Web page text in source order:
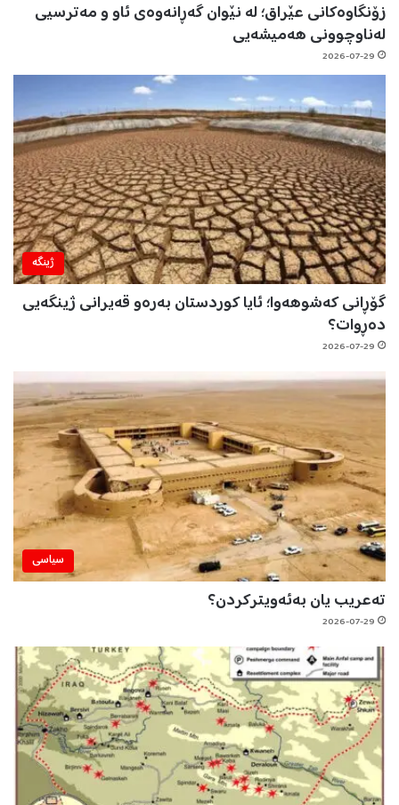
زۆنگاوەکانی عێراق؛ لە نێوان گەڕانەوەی ئاو و مەترسیی
لەناوچوونی هەمیشەیی
2026-07-29
ژینگه‌
گۆڕانی کەشوهەوا؛ ئایا کوردستان بەرەو قەیرانی ژینگەیی
دەڕوات؟
2026-07-29
سیاسی
تەعریب یان بەئەویترکردن؟
2026-07-29